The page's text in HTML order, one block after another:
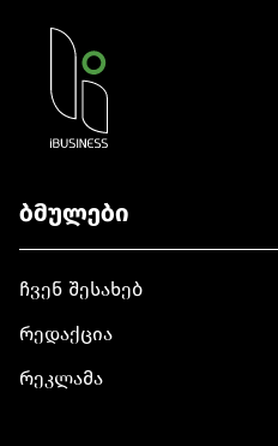
ბმულები
ჩვენ შესახებ
რედაქცია
რეკლამა